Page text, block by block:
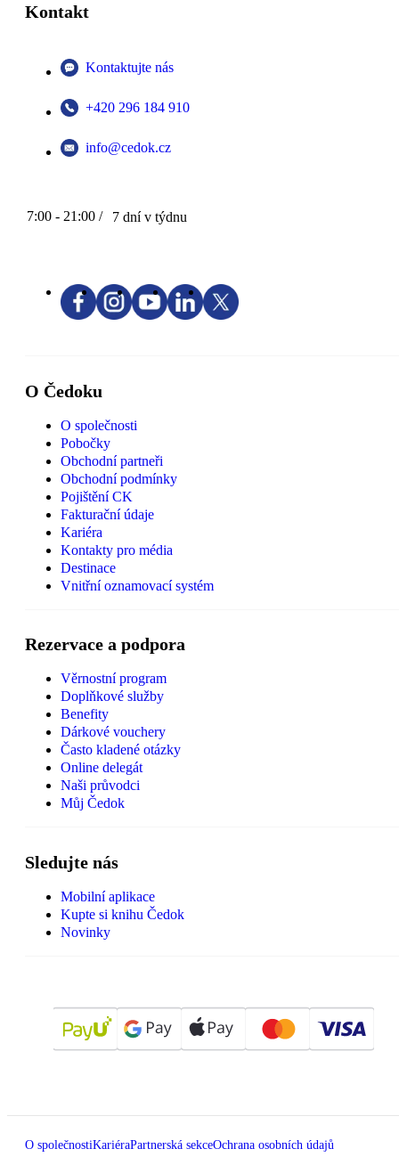
Kontakt
Kontaktujte nás
+420 296 184 910
info@cedok.cz
7:00 - 21:00 / 7 dní v týdnu
O Čedoku
O společnosti
Pobočky
Obchodní partneři
Obchodní podmínky
Pojištění CK
Fakturační údaje
Kariéra
Kontakty pro média
Destinace
Vnitřní oznamovací systém
Rezervace a podpora
Věrnostní program
Doplňkové služby
Benefity
Dárkové vouchery
Často kladené otázky
Online delegát
Naši průvodci
Můj Čedok
Sledujte nás
Mobilní aplikace
Kupte si knihu Čedok
Novinky
O společnostiKariéraPartnerská sekceOchrana osobních údajů